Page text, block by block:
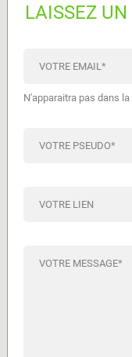
LAISSEZ
VOTRE EMAIL *
N'apparaitra pas dans
VOTRE PSEUDO*
VOTRE LIEN
VOTRE MESSAGE*